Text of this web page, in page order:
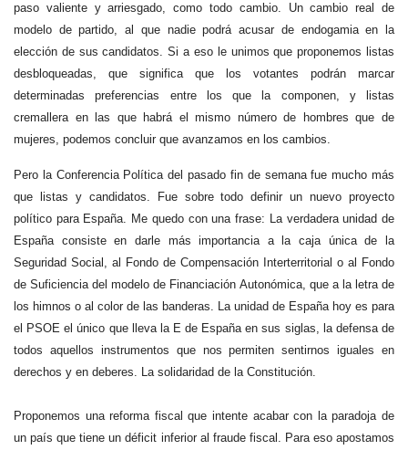
paso valiente y arriesgado, como todo cambio. Un cambio real de
modelo de partido, al que nadie podrá acusar de endogamia en la
elección de sus candidatos. Si a eso le unimos que proponemos listas
desbloqueadas, que significa que los votantes podrán marcar
determinadas preferencias entre los que la componen, y listas
cremallera en las que habrá el mismo número de hombres que de
mujeres, podemos concluir que avanzamos en los cambios.
Pero la Conferencia Política del pasado fin de semana fue mucho más
que listas y candidatos. Fue sobre todo definir un nuevo proyecto
político para España. Me quedo con una frase: La verdadera unidad de
España consiste en darle más importancia a la caja única de la
Seguridad Social, al Fondo de Compensación Interterritorial o al Fondo
de Suficiencia del modelo de Financiación Autonómica, que a la letra de
los himnos o al color de las banderas. La unidad de España hoy es para
el PSOE el único que lleva la E de España en sus siglas, la defensa de
todos aquellos instrumentos que nos permiten sentirnos iguales en
derechos y en deberes. La solidaridad de la Constitución.
Proponemos una reforma fiscal que intente acabar con la paradoja de
un país que tiene un déficit inferior al fraude fiscal. Para eso apostamos